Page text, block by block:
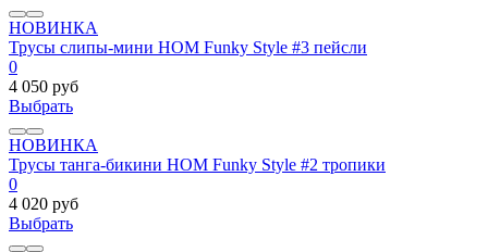
НОВИНКА
Трусы слипы-мини HOM Funky Style #3 пейсли
0
4 050 руб
Выбрать
НОВИНКА
Трусы танга-бикини HOM Funky Style #2 тропики
0
4 020 руб
Выбрать